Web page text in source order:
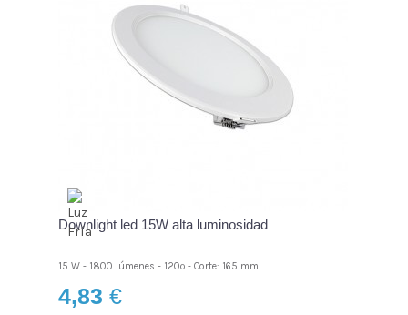
Downlight led 15W alta luminosidad
15 W - 1800 lúmenes - 120º - Corte: 165 mm
4,83 €